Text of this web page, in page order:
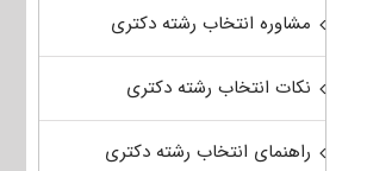
مشاوره انتخاب رشته دکتری
نکات انتخاب رشته دکتری
راهنمای انتخاب رشته دکتری